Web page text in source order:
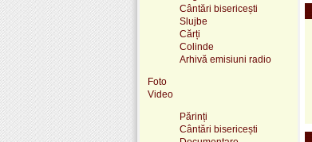
Cântări bisericești
Slujbe
Cărți
Colinde
Arhivă emisiuni radio
Foto
Video
Părinți
Cântări bisericești